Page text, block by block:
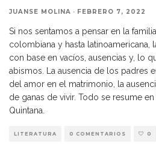
JUANSE MOLINA · FEBRERO 7, 2022
Si nos sentamos a pensar en la
colombiana y hasta latinoamericana,
con base en vacíos, ausencias y, lo
abismos. La ausencia de los padres
del amor en el matrimonio, la
de ganas de vivir. Todo se resume
Quintana.
LITERATURA 0 COMENTARIOS 0